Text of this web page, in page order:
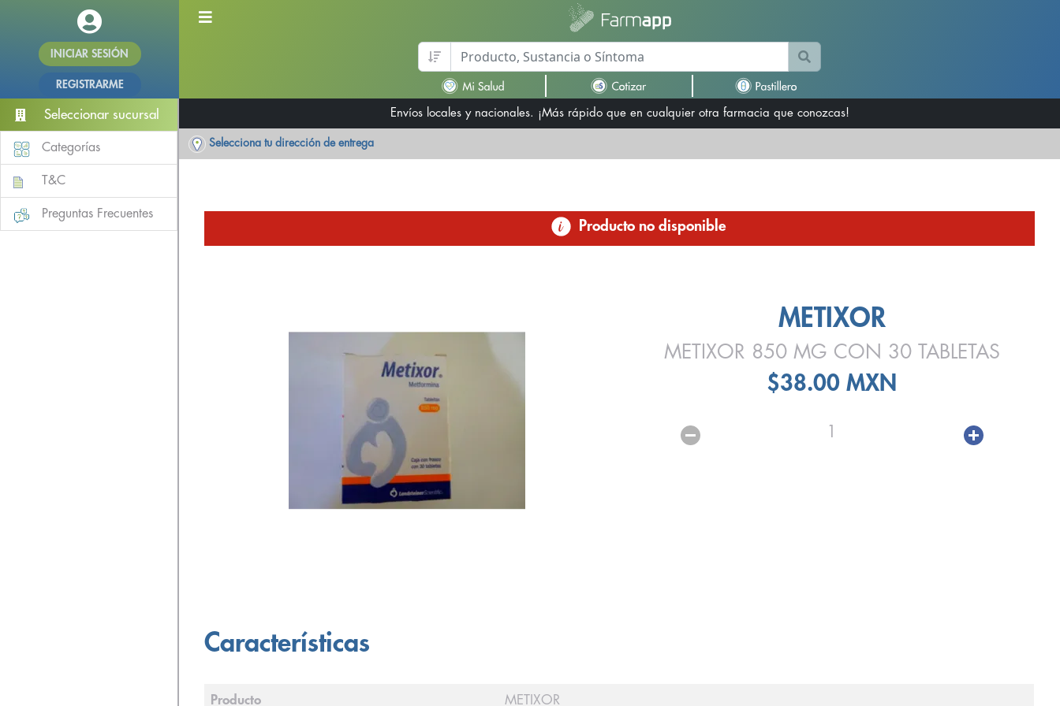
INICIAR SESIÓN
REGISTRARME
Seleccionar sucursal
Categorías
T&C
Preguntas Frecuentes
Envíos locales y nacionales. ¡Más rápido que en cualquier otra farmacia que conozcas!
Selecciona tu dirección de entrega
Producto no disponible
METIXOR
METIXOR 850 MG CON 30 TABLETAS
$38.00 MXN
1
Características
Producto METIXOR